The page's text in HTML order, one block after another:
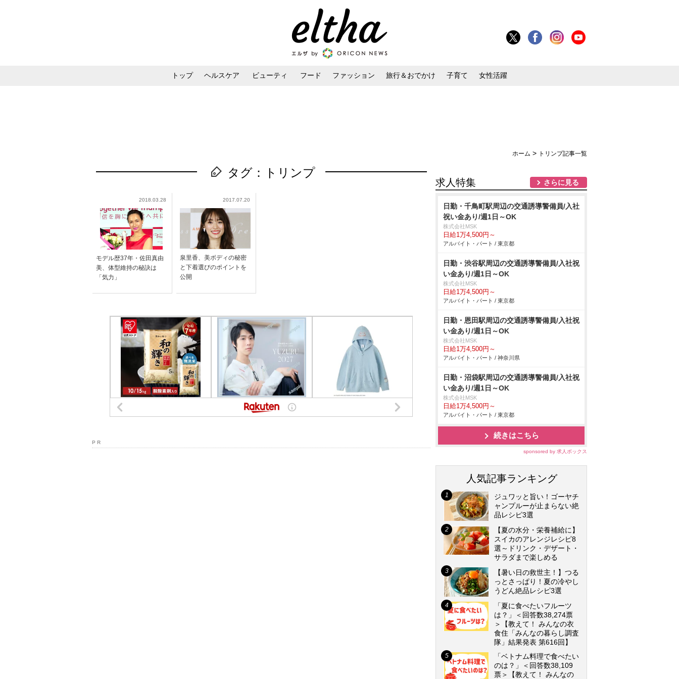
トップ ヘルスケア ビューティ フード ファッション 旅行＆おでかけ 子育て 女性活躍
ホーム > トリンプ記事一覧
タグ：トリンプ
2018.03.28
モデル歴37年・佐田真由
美、体型維持の秘訣は
「気力」
2017.07.20
泉里香、美ボディの秘密
と下着選びのポイントを
公開
P R
求人特集 さらに見る
日勤・千鳥町駅周辺の交通誘導警備員/入社
祝い金あり/週1日～OK
株式会社MSK
日給1万4,500円～
アルバイト・パート / 東京都
日勤・渋谷駅周辺の交通誘導警備員/入社祝
い金あり/週1日～OK
株式会社MSK
日給1万4,500円～
アルバイト・パート / 東京都
日勤・恩田駅周辺の交通誘導警備員/入社祝
い金あり/週1日～OK
株式会社MSK
日給1万4,500円～
アルバイト・パート / 神奈川県
日勤・沼袋駅周辺の交通誘導警備員/入社祝
い金あり/週1日～OK
株式会社MSK
日給1万4,500円～
アルバイト・パート / 東京都
続きはこちら
sponsored by 求人ボックス
人気記事ランキング
ジュワッと旨い！ゴーヤチ
ャンプルーが止まらない絶
品レシピ3選
【夏の水分・栄養補給に】
スイカのアレンジレシピ8
選～ドリンク・デザート・
サラダまで楽しめる
【暑い日の救世主！】つる
っとさっぱり！夏の冷やし
うどん絶品レシピ3選
「夏に食べたいフルーツ
は？」＜回答数38,274票
＞【教えて！ みんなの衣
食住「みんなの暮らし調査
隊」結果発表 第616回】
「ベトナム料理で食べたい
のは？」＜回答数38,109
票＞【教えて！ みんなの